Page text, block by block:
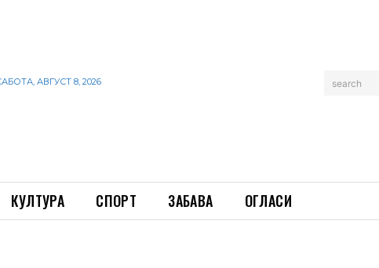
АВГУСТ 8, 2026 search
КУЛТУРА СПОРТ ЗАБАВА ОГЛАСИ